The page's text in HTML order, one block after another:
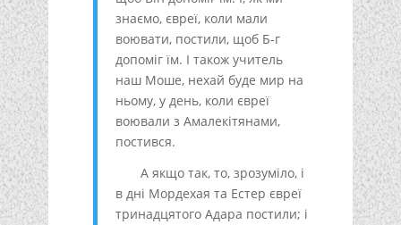
знаємо, євреї, коли мали
воювати, постили, щоб Б-г
допоміг їм. І також учитель
наш Моше, нехай буде мир на
ньому, у день, коли євреї
воювали з Амалекітянами,
постився.
А якщо так, то, зрозуміло, і
в дні Мордехая та Естер євреї
тринадцятого Адара постили; і